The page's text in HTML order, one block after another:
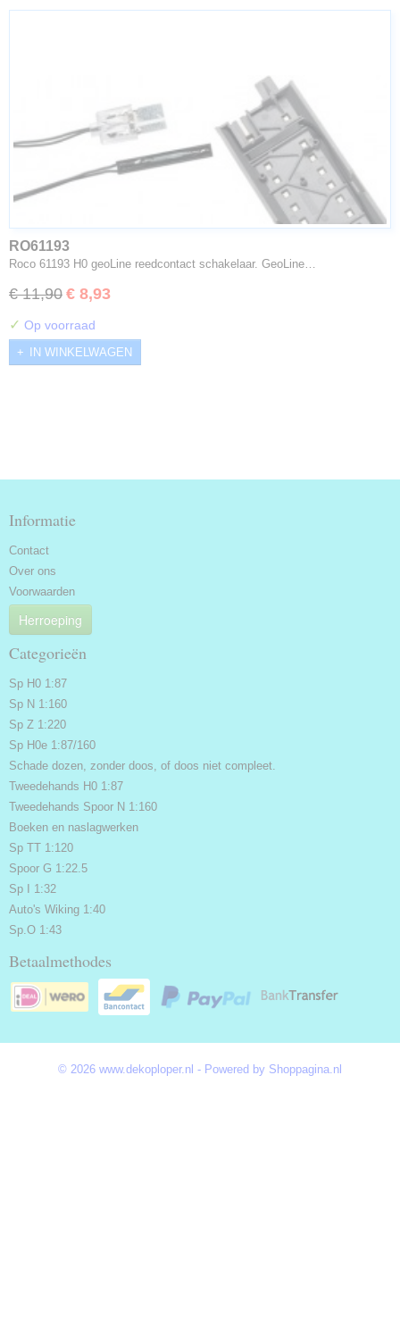
RO61193
Roco 61193 H0 geoLine reedcontact schakelaar. GeoLine…
€ 11,90 € 8,93
✓ Op voorraad
IN WINKELWAGEN
Informatie
Contact
Over ons
Voorwaarden
Herroeping
Categorieën
Sp H0 1:87
Sp N 1:160
Sp Z 1:220
Sp H0e 1:87/160
Schade dozen, zonder doos, of doos niet compleet.
Tweedehands H0 1:87
Tweedehands Spoor N 1:160
Boeken en naslagwerken
Sp TT 1:120
Spoor G 1:22.5
Sp I 1:32
Auto's Wiking 1:40
Sp.O 1:43
Betaalmethodes
© 2026 www.dekoploper.nl - Powered by Shoppagina.nl